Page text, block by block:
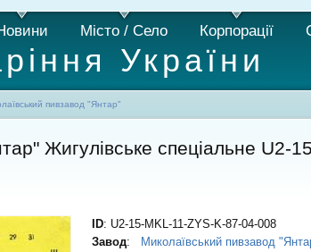
України
Місто / Село Корпорації
пивзавод "Янтар"
Жигулівське спеціальне U2-
ID: U2-15-MKL-11-ZYS-K-87-04-008
Завод:
Миколаївський пивзавод